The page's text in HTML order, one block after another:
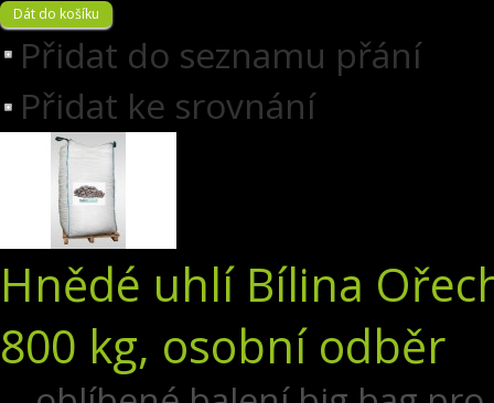
Přidat do seznamu přání
Přidat ke srovnání
Hnědé uhlí Bílina
800 kg, osobní odběr